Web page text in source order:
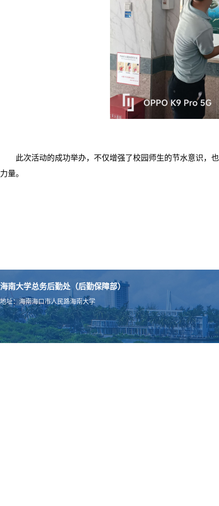
此次活动的成功举办，不仅增强了校园师生的节水意识，
力量。
海南大学总务后勤处（后勤保障部）
地址：海南海口市人民路海南大学